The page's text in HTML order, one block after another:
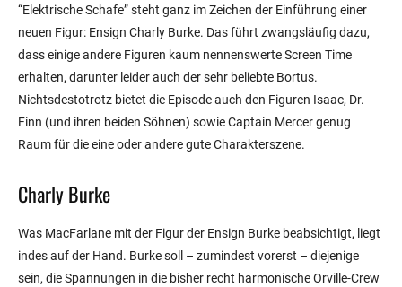
“Elektrische Schafe” steht ganz im Zeichen der Einführung einer
neuen Figur: Ensign Charly Burke. Das führt zwangsläufig dazu,
dass einige andere Figuren kaum nennenswerte Screen Time
erhalten, darunter leider auch der sehr beliebte Bortus.
Nichtsdestotrotz bietet die Episode auch den Figuren Isaac, Dr.
Finn (und ihren beiden Söhnen) sowie Captain Mercer genug
Raum für die eine oder andere gute Charakterszene.
Charly Burke
Was MacFarlane mit der Figur der Ensign Burke beabsichtigt, liegt
indes auf der Hand. Burke soll – zumindest vorerst – diejenige
sein, die Spannungen in die bisher recht harmonische Orville-Crew